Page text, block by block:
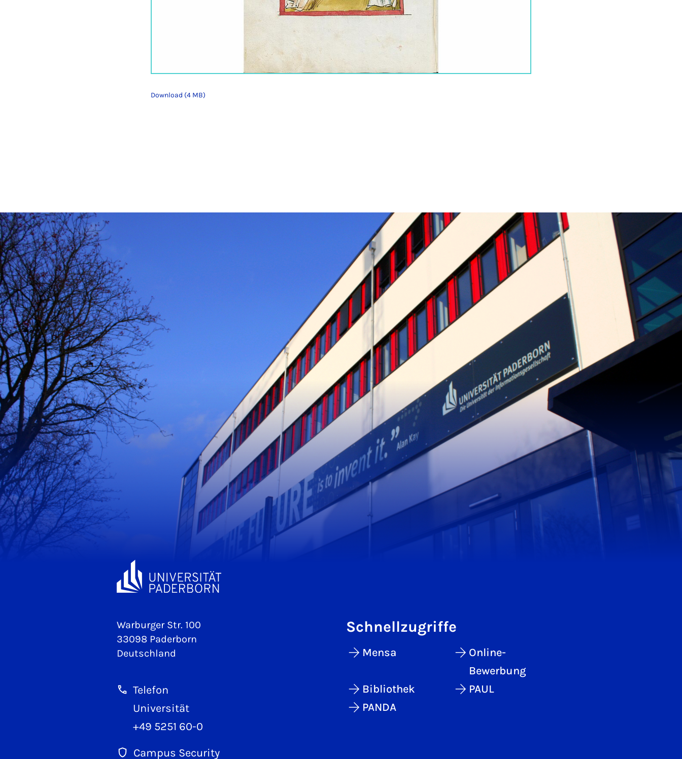
Download (4 MB)
Warburger Str. 100
33098 Paderborn
Deutschland
Telefon
Universität
+49 5251 60-0
Campus Security
Schnellzugriffe
Mensa
Online-
Bewerbung
Bibliothek
PAUL
PANDA